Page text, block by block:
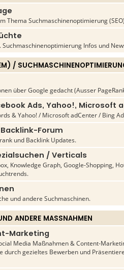
Thema Suchmaschinenoptimierung
Infos und
/
über Google gedacht (Ausser
Ads, Yahoo!, Microsoft
& Yahoo! / Microsoft adCenter / Bing
Forum
und Backlink Updates.
/ Verticals
Knowledge Graph, Google-Shopping,
und andere Suchmaschinen.
ANDERE MASSNAHMEN
Marketing
Media Maßnahmen & Content-
durch gezieltes Bewerben und